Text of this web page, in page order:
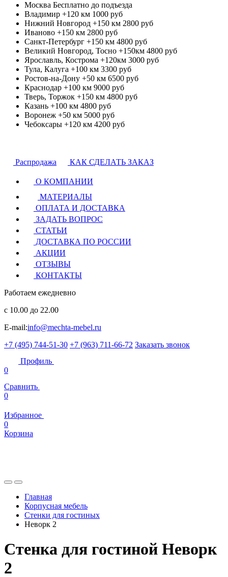
Москва Бесплатно до подъезда
Владимир +120 км 1000 руб
Нижний Новгород +150 км 2800 руб
Иваново +150 км 2800 руб
Санкт-Петербург +150 км 4800 руб
Великий Новгород, Тосно +150км 4800 руб
Ярославль, Кострома +120км 3000 руб
Тула, Калуга +100 км 3300 руб
Ростов-на-Дону +50 км 6500 руб
Краснодар +100 км 9000 руб
Тверь, Торжок +150 км 4800 руб
Казань +100 км 4800 руб
Воронеж +50 км 5000 руб
Чебоксары +120 км 4200 руб
Распродажа КАК СДЕЛАТЬ ЗАКАЗ
О КОМПАНИИ
МАТЕРИАЛЫ
ОПЛАТА И ДОСТАВКА
ЗАДАТЬ ВОПРОС
СТАТЬИ
ДОСТАВКА ПО РОССИИ
АКЦИИ
ОТЗЫВЫ
КОНТАКТЫ
Работаем ежедневно
с 10.00 до 22.00
E-mail:info@mechta-mebel.ru
+7 (495) 744-51-30 +7 (963) 711-66-72 Заказать звонок
Профиль
0
Сравнить
0
Избранное
0
Корзина
Главная
Корпусная мебель
Стенки для гостиных
Неворк 2
Стенка для гостиной Неворк
2